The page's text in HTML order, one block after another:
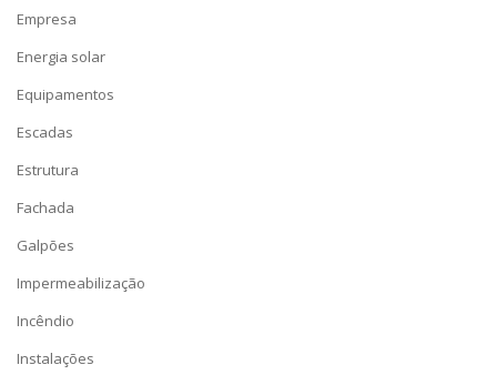
Empresa
Energia solar
Equipamentos
Escadas
Estrutura
Fachada
Galpões
Impermeabilização
Incêndio
Instalações